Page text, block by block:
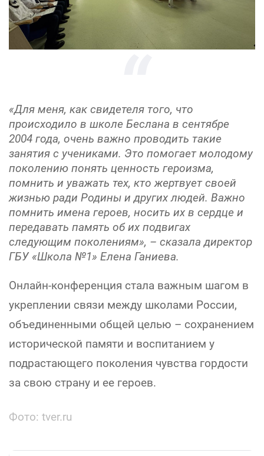
«Для меня, как свидетеля того, что
происходило в школе Беслана в сентябре
2004 года, очень важно проводить такие
занятия с учениками. Это помогает молодому
поколению понять ценность героизма,
помнить и уважать тех, кто жертвует своей
жизнью ради Родины и других людей. Важно
помнить имена героев, носить их в сердце и
передавать память об их подвигах
следующим поколениям», – сказала директор
ГБУ «Школа №1» Елена Ганиева.
Онлайн-конференция стала важным шагом в
укреплении связи между школами России,
объединенными общей целью – сохранением
исторической памяти и воспитанием у
подрастающего поколения чувства гордости
за свою страну и ее героев.
Фото: tver.ru